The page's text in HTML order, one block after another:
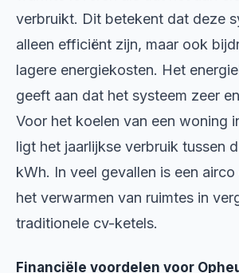
verbruikt. Dit betekent dat deze
alleen efficiënt zijn, maar ook
lagere energiekosten. Het
geeft aan dat het systeem zeer
Voor het koelen van een woning
ligt het jaarlijkse verbruik tussen
kWh. In veel gevallen is een
het verwarmen van ruimtes in
traditionele cv-ketels.
Financiële voordelen voor